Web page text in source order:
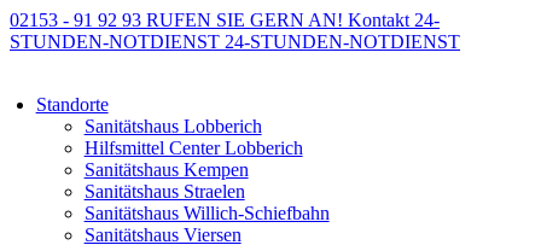
02153 - 91 92 93 RUFEN SIE GERN AN! Kontakt 24-
STUNDEN-NOTDIENST 24-STUNDEN-NOTDIENST
Standorte
Sanitätshaus Lobberich
Hilfsmittel Center Lobberich
Sanitätshaus Kempen
Sanitätshaus Straelen
Sanitätshaus Willich-Schiefbahn
Sanitätshaus Viersen